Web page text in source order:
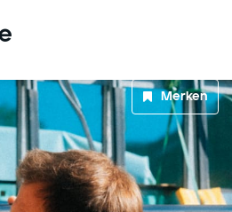
Merken